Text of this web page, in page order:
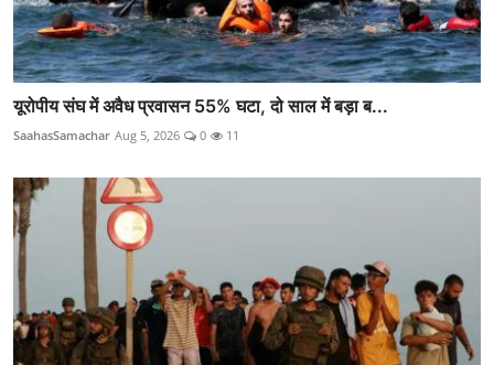
यूरोपीय संघ में अवैध प्रवासन 55% घटा, दो साल में बड़ा ब...
SaahasSamachar Aug 5, 2026 0 11